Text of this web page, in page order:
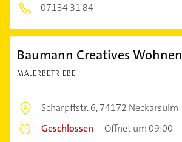
07134 31 84
Baumann Creatives Wohnen
MALERBETRIEBE
Scharpffstr. 6,74172 Neckarsulm
Geschlossen –Öffnet um 09:00